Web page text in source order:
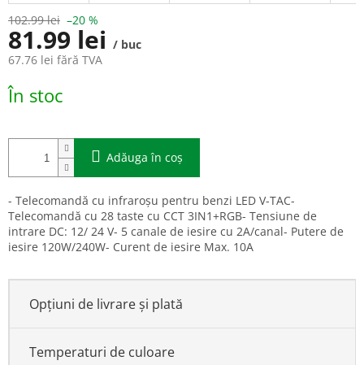
102.99 lei –20 %
81.99 lei / buc
67.76 lei fără TVA
Evaluare
preţ:
În stoc
Adăuga în coş
- Telecomandă cu infraroșu pentru benzi LED V-TAC-
Telecomandă cu 28 taste cu CCT 3IN1+RGB- Tensiune de
intrare DC: 12/ 24 V- 5 canale de iesire cu 2A/canal- Putere de
iesire 120W/240W- Curent de iesire Max. 10A
Opțiuni de livrare și plată
Temperaturi de culoare